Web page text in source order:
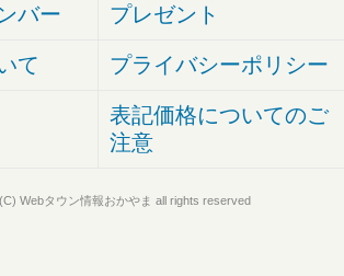
バー プレゼント
て プライバシーポリシー
表記価格についてのご
注意
Webタウン情報おかやま all rights reserved